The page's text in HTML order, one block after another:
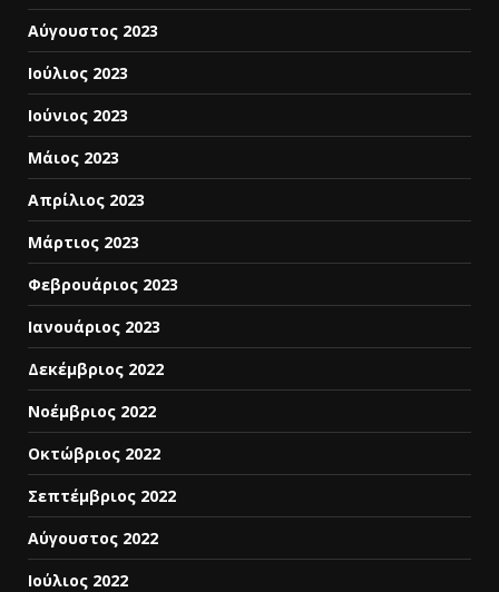
Αύγουστος 2023
Ιούλιος 2023
Ιούνιος 2023
Μάιος 2023
Απρίλιος 2023
Μάρτιος 2023
Φεβρουάριος 2023
Ιανουάριος 2023
Δεκέμβριος 2022
Νοέμβριος 2022
Οκτώβριος 2022
Σεπτέμβριος 2022
Αύγουστος 2022
Ιούλιος 2022